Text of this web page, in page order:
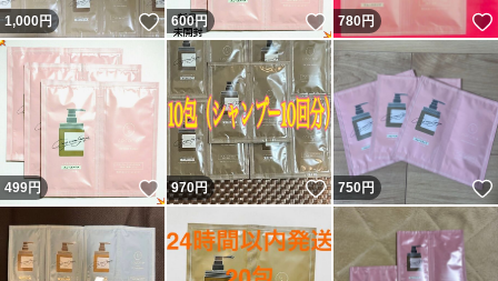
1,000円 いいね！
600円 いいね！
780円
499円 いいね！
970円 いいね！
750円